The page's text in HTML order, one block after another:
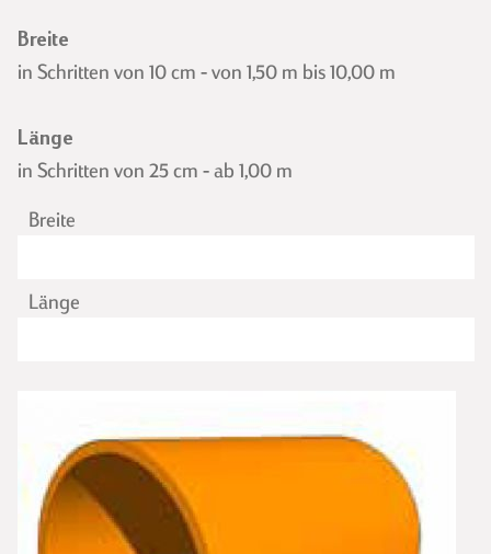
DATENSCHUTZERKLÄRUNG
Breite
in Schritten von 10 cm - von 1,50 m bis 10,00 m
Länge
in Schritten von 25 cm - ab 1,00 m
Breite
Länge